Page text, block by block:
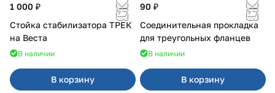
1 000 ₽
Стойка стабилизатора ТРЕК
на Веста
В наличии
В корзину
90 ₽
Соединительная прокладка
для треугольных фланцев
В наличии
В корзину